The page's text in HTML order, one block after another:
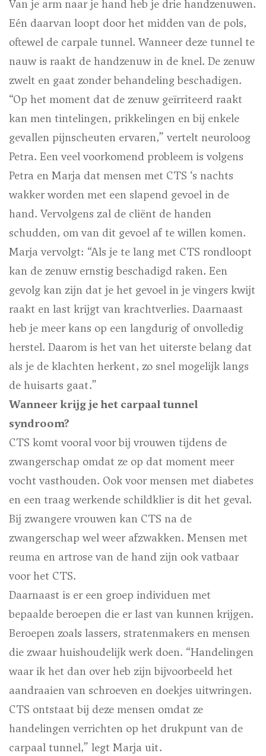
Van je arm naar je hand heb je drie handzenuwen.
Eén daarvan loopt door het midden van de pols,
oftewel de carpale tunnel. Wanneer deze tunnel te
nauw is raakt de handzenuw in de knel. De zenuw
zwelt en gaat zonder behandeling beschadigen.
“Op het moment dat de zenuw geïrriteerd raakt
kan men tintelingen, prikkelingen en bij enkele
gevallen pijnscheuten ervaren,” vertelt neuroloog
Petra. Een veel voorkomend probleem is volgens
Petra en Marja dat mensen met CTS ‘s nachts
wakker worden met een slapend gevoel in de
hand. Vervolgens zal de cliënt de handen
schudden, om van dit gevoel af te willen komen.
Marja vervolgt: “Als je te lang met CTS rondloopt
kan de zenuw ernstig beschadigd raken. Een
gevolg kan zijn dat je het gevoel in je vingers kwijt
raakt en last krijgt van krachtverlies. Daarnaast
heb je meer kans op een langdurig of onvolledig
herstel. Daarom is het van het uiterste belang dat
als je de klachten herkent, zo snel mogelijk langs
de huisarts gaat.”
Wanneer krijg je het carpaal tunnel
syndroom?
CTS komt vooral voor bij vrouwen tijdens de
zwangerschap omdat ze op dat moment meer
vocht vasthouden. Ook voor mensen met diabetes
en een traag werkende schildklier is dit het geval.
Bij zwangere vrouwen kan CTS na de
zwangerschap wel weer afzwakken. Mensen met
reuma en artrose van de hand zijn ook vatbaar
voor het CTS.
Daarnaast is er een groep individuen met
bepaalde beroepen die er last van kunnen krijgen.
Beroepen zoals lassers, stratenmakers en mensen
die zwaar huishoudelijk werk doen. “Handelingen
waar ik het dan over heb zijn bijvoorbeeld het
aandraaien van schroeven en doekjes uitwringen.
CTS ontstaat bij deze mensen omdat ze
handelingen verrichten op het drukpunt van de
carpaal tunnel,” legt Marja uit.